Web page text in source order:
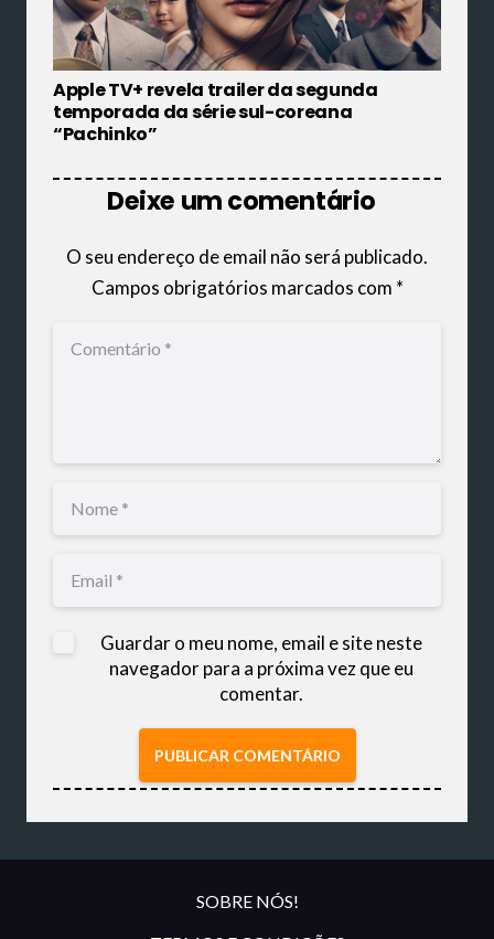
Apple TV+ revela trailer da segunda
temporada da série sul-coreana
“Pachinko”
Deixe um comentário
O seu endereço de email não será publicado.
Campos obrigatórios marcados com *
Guardar o meu nome, email e site neste
navegador para a próxima vez que eu
comentar.
PUBLICAR COMENTÁRIO
SOBRE NÓS!